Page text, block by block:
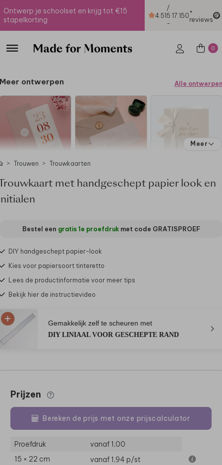
Ontwerp je schoolset en krijg tot €15
stapelkorting
4.51
/
5
-
17.150+
reviews
0
Meer ontwerpen Alle ontwerpen
Meer
Trouwen Trouwkaarten
met handgeschept papier look en
Bestel een gratis 1e proefdrukmet code GRATISPROEF
DIY handgeschept papier-look
Kies voor papiersoort tinteretto
Lees de productinformatie voor meer tips
Bekijk hier de instructievideo
Gemakkelijk zelf te scheuren met
DIY LINIAAL VOOR GESCHEPTE RAND
Prijzen
Bereken de prijs met onze prijscalculator
Proefdruk
vanaf 1,00
15 × 22 cm
vanaf 1,94 p/st